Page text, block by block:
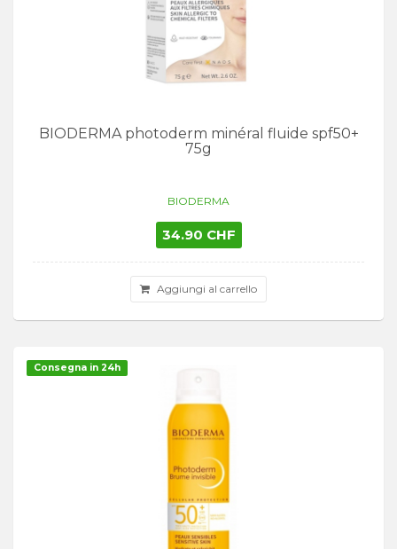
BIODERMA photoderm minéral fluide spf50+
75g
BIODERMA
34.90 CHF
Aggiungi al carrello
Consegna in 24h